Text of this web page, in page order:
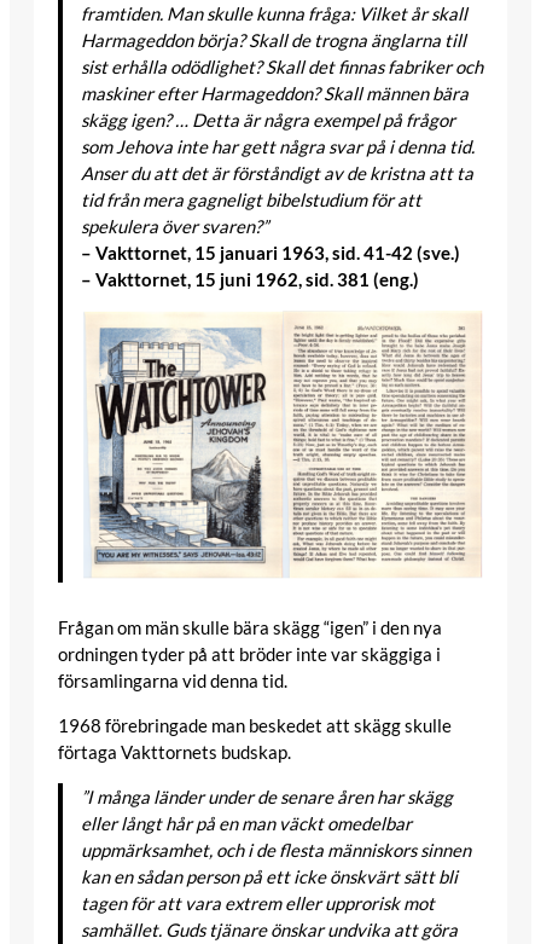
framtiden. Man skulle kunna fråga: Vilket år skall
Harmageddon börja? Skall de trogna änglarna till
sist erhålla odödlighet? Skall det finnas fabriker och
maskiner efter Harmageddon? Skall männen bära
skägg igen? … Detta är några exempel på frågor
som Jehova inte har gett några svar på i denna tid.
Anser du att det är förståndigt av de kristna att ta
tid från mera gagneligt bibelstudium för att
spekulera över svaren?”
– Vakttornet, 15 januari 1963, sid. 41-42 (sve.)
– Vakttornet, 15 juni 1962, sid. 381 (eng.)
Frågan om män skulle bära skägg “igen” i den nya
ordningen tyder på att bröder inte var skäggiga i
församlingarna vid denna tid.
1968 förebringade man beskedet att skägg skulle
förtaga Vakttornets budskap.
”I många länder under de senare åren har skägg
eller långt hår på en man väckt omedelbar
uppmärksamhet, och i de flesta människors sinnen
kan en sådan person på ett icke önskvärt sätt bli
tagen för att vara extrem eller upprorisk mot
samhället. Guds tjänare önskar undvika att göra